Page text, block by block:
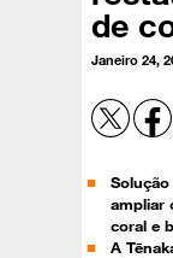
de
Janeiro 24,
ampliar
coral e
A